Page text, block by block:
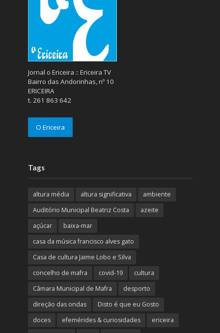
Jornal o Ericeira :: Ericeira TV
Bairro das Andorinhas, nº 10
ERICEIRA
t. 261 863 642
O Ericeira
Tags
altura média altura significativa
ambiente
Auditório Municipal Beatriz Costa
azeite
açúcar
baixa-mar
casa da música francisco alves gato
Casa de cultura Jaime Lobo e Silva
concelho de mafra
covid-19
cultura
Câmara Municipal de Mafra
desporto
direção das ondas
Disto é que eu Gosto
doces
efemérides & curiosidades
ericeira